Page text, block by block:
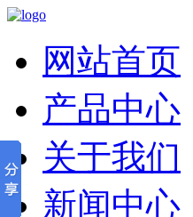
网站首页
产品中心
关于我们
新闻中心